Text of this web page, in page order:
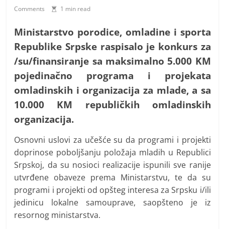
v
n
i
h
v
i
e
s
t
i
Comments
1 min read
Ministarstvo porodice, omladine i sporta
Republike Srpske raspisalo je konkurs za
/su/finansiranje sa maksimalno 5.000 KM
pojedinačno programa i projekata
omladinskih i organizacija za mlade, a sa
10.000 KM republičkih omladinskih
organizacija.
Osnovni uslovi za učešće su da programi i projekti
doprinose poboljšanju položaja mladih u Republici
Srpskoj, da su nosioci realizacije ispunili sve ranije
utvrđene obaveze prema Ministarstvu, te da su
programi i projekti od opšteg interesa za Srpsku i/ili
jedinicu lokalne samouprave, saopšteno je iz
resornog ministarstva.